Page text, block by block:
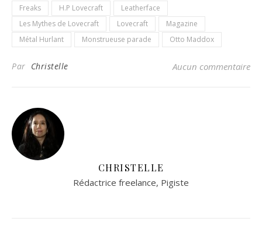
Freaks H.P Lovecraft
Leatherface
Les Mythes de Lovecraft
Lovecraft
Magazine
Métal Hurlant
Monstrueuse parade Otto Maddox
Par Christelle Aucun commentaire
CHRISTELLE
Rédactrice freelance, Pigiste